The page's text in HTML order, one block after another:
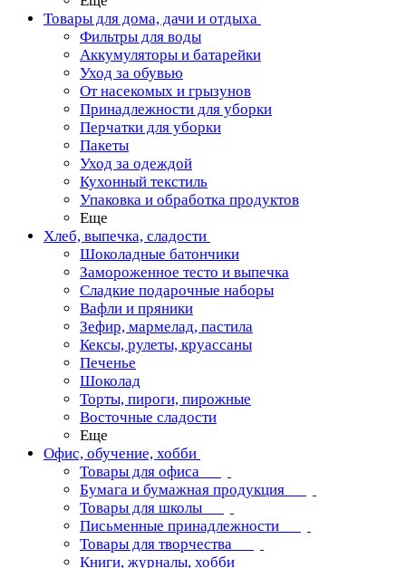
Товары для дома, дачи и отдыха
Фильтры для воды
Аккумуляторы и батарейки
Уход за обувью
От насекомых и грызунов
Принадлежности для уборки
Перчатки для уборки
Пакеты
Уход за одеждой
Кухонный текстиль
Упаковка и обработка продуктов
Еще
Хлеб, выпечка, сладости
Шоколадные батончики
Замороженное тесто и выпечка
Сладкие подарочные наборы
Вафли и пряники
Зефир, мармелад, пастила
Кексы, рулеты, круассаны
Печенье
Шоколад
Торты, пироги, пирожные
Восточные сладости
Еще
Офис, обучение, хобби
Товары для офиса
Бумага и бумажная продукция
Товары для школы
Письменные принадлежности
Товары для творчества
Книги, журналы, хобби